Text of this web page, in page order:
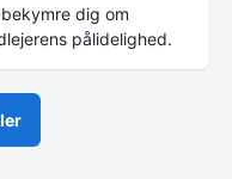
dig om
pålidelighed.